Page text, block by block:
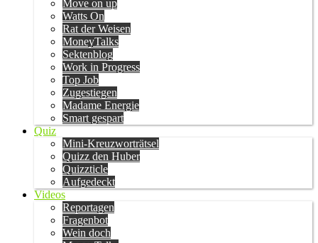
Move on up
Watts On
Rat der Weisen
MoneyTalks
Sektenblog
Work in Progress
Top Job
Zugestiegen
Madame Energie
Smart gespart
Quiz
Mini-Kreuzworträtsel
Quizz den Huber
Quizzticle
Aufgedeckt
Videos
Reportagen
Fragenbot
Wein doch